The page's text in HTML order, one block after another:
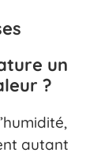
un
?
autant